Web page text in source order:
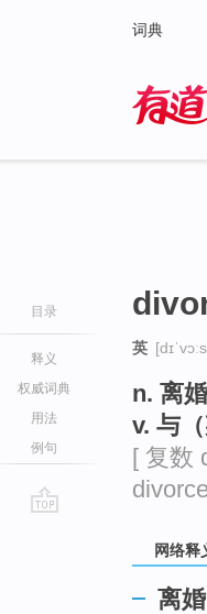
词典
目录
释义
权威词典
用法
例句
英
n. 离
v. 与
[ 复数
网络释
离婚